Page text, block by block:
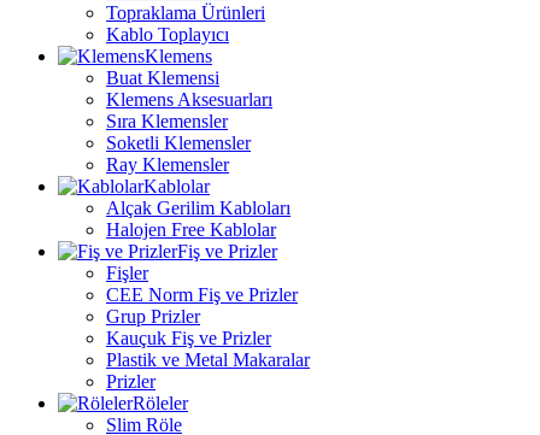
Topraklama Ürünleri
Kablo Toplayıcı
Klemens
Buat Klemensi
Klemens Aksesuarları
Sıra Klemensler
Soketli Klemensler
Ray Klemensler
Kablolar
Alçak Gerilim Kabloları
Halojen Free Kablolar
Fiş ve Prizler
Fişler
CEE Norm Fiş ve Prizler
Grup Prizler
Kauçuk Fiş ve Prizler
Plastik ve Metal Makaralar
Prizler
Röleler
Slim Röle